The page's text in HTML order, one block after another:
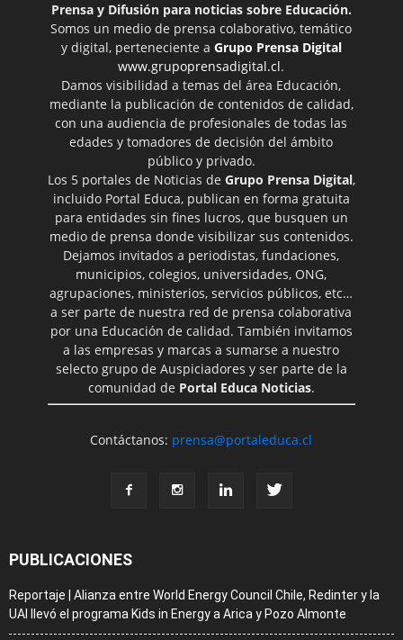
Prensa y Difusión para noticias sobre Educación.
Somos un medio de prensa colaborativo, temático
y digital, perteneciente a Grupo Prensa Digital
www.grupoprensadigital.cl.
Damos visibilidad a temas del área Educación,
mediante la publicación de contenidos de calidad,
con una audiencia de profesionales de todas las
edades y tomadores de decisión del ámbito
público y privado.
Los 5 portales de Noticias de Grupo Prensa Digital,
incluido Portal Educa, publican en forma gratuita
para entidades sin fines lucros, que busquen un
medio de prensa donde visibilizar sus contenidos.
Dejamos invitados a periodistas, fundaciones,
municipios, colegios, universidades, ONG,
agrupaciones, ministerios, servicios públicos, etc…
a ser parte de nuestra red de prensa colaborativa
por una Educación de calidad. También invitamos
a las empresas y marcas a sumarse a nuestro
selecto grupo de Auspiciadores y ser parte de la
comunidad de Portal Educa Noticias.
Contáctanos: prensa@portaleduca.cl
PUBLICACIONES
Reportaje | Alianza entre World Energy Council Chile, Redinter y la
UAI llevó el programa Kids in Energy a Arica y Pozo Almonte